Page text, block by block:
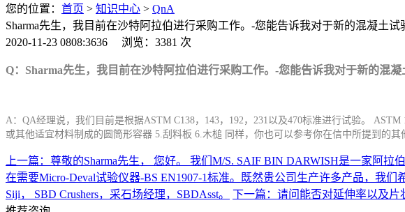
您的位置： 首页 > 知识中心 > QnA
Sharma先生，我目前在沙特阿拉伯进行采购工作。-您能告诉我对于新的混凝土
2020-11-23 0808:3636 浏览：3381 次
Q：Sharma先生，我目前在沙特阿拉伯进行采购工作。-您能告诉我对于新的混
A：QA经理说，我们目前是根据ASTM C138，143，192，231以及470标准进行试验。
或其他适宜材料制成的圆筒形容器 5.刮料板 6.木槌 同样，你也可以参考你在信中所提到的
上一篇：尊敬的Sharma先生， 您好。 我们M/S. SAIF BIN DARWISH是一家阿
在需要Micro-Deval试验仪器-BS EN1907-1标准。既然贵公司生产许多产品，我
Siji， SBD Crushers，采石场经理，SBDAsst。
下一篇：请问能否对延伸率以及片